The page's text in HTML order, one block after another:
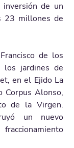
de un
23 millones de
de los
los jardines de
en el Ejido La
Corpus Alonso,
de la Virgen.
un nuevo